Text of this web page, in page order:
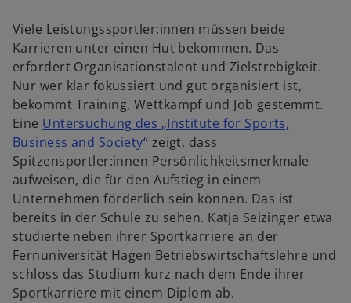
Viele Leistungssportler:innen müssen beide
Karrieren unter einen Hut bekommen. Das
erfordert Organisationstalent und Zielstrebigkeit.
Nur wer klar fokussiert und gut organisiert ist,
bekommt Training, Wettkampf und Job gestemmt.
Eine Untersuchung des „Institute for Sports,
Business and Society“w
r
d
i
n
e
i
n
zeigt, dass
Spitzensportler:innen Persönlichkeitsmerkmale
aufweisen, die für den Aufstieg in einem
Unternehmen förderlich sein können. Das ist
bereits in der Schule zu sehen. Katja Seizinger etwa
studierte neben ihrer Sportkarriere an der
Fernuniversität Hagen Betriebswirtschaftslehre und
schloss das Studium kurz nach dem Ende ihrer
Sportkarriere mit einem Diplom ab.